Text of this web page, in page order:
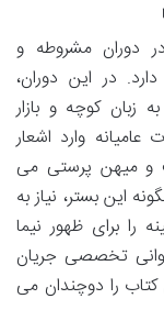
دوران مشروطه و
در این دوران،
زبان کوچه و بازار
وارد اشعار
و میهن پرستی می
این بستر، نیاز به
را برای ظهور نیما
تخصصی جریان
را دوچندان می